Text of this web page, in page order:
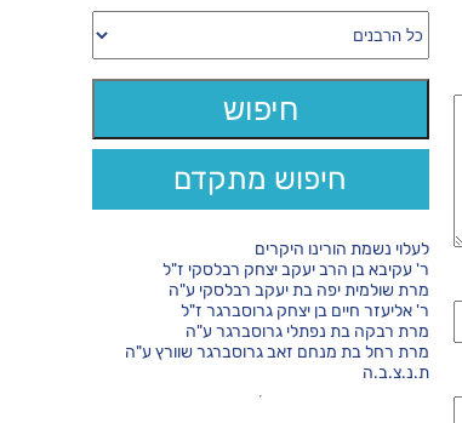
חיפוש מתקדם
לעלוי נשמת הורינו היקרים
ר' עקיבא בן הרב יעקב יצחק רבלסקי ז"ל
מרת שולמית יפה בת יעקב רבלסקי ע"ה
ר' אליעזר חיים בן יצחק גרוסברגר ז"ל
מרת רבקה בת נפתלי גרוסברגר ע"ה
מרת רחל בת מנחם זאב גרוסברגר שוורץ ע"ה
ת.נ.צ.ב.ה